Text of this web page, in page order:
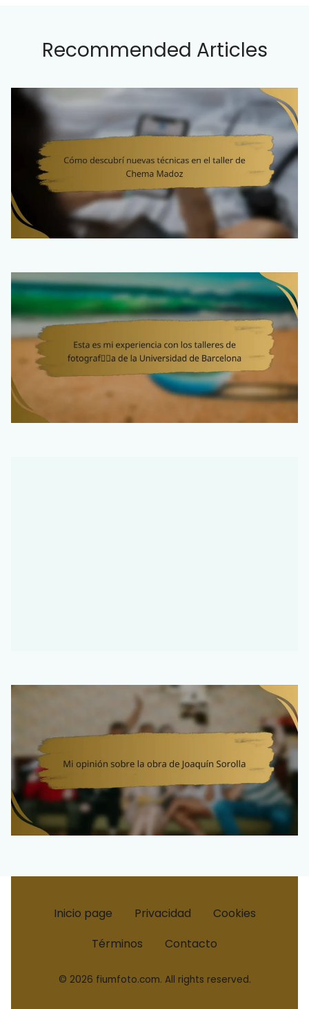
Recommended Articles
Inicio page Privacidad
Cookies
Términos
Contacto
© 2026 fiumfoto.com. All rights reserved.